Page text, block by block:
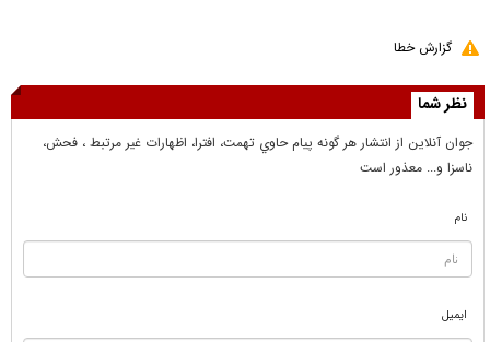
گزارش خطا
نظر شما
جوان آنلاين از انتشار هر گونه پيام حاوي تهمت، افترا، اظهارات غير مرتبط ، فحش،
ناسزا و... معذور است
نام
ایمیل